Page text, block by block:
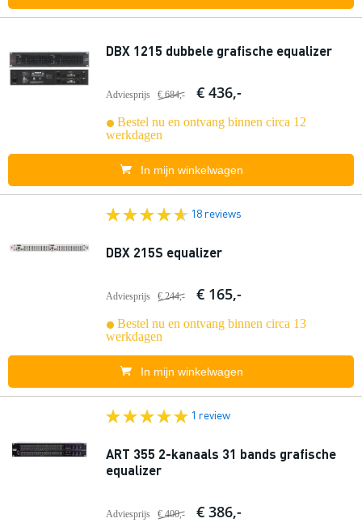
DBX 1215 dubbele grafische equalizer
Adviesprijs € 684,- € 436,-
Bestel nu en ontvang binnen circa 12
werkdagen
In mijn winkelwagen
18 reviews
DBX 215S equalizer
Adviesprijs € 244,- € 165,-
Bestel nu en ontvang binnen circa 13
werkdagen
In mijn winkelwagen
1 review
ART 355 2-kanaals 31 bands grafische
equalizer
Adviesprijs € 400,- € 386,-